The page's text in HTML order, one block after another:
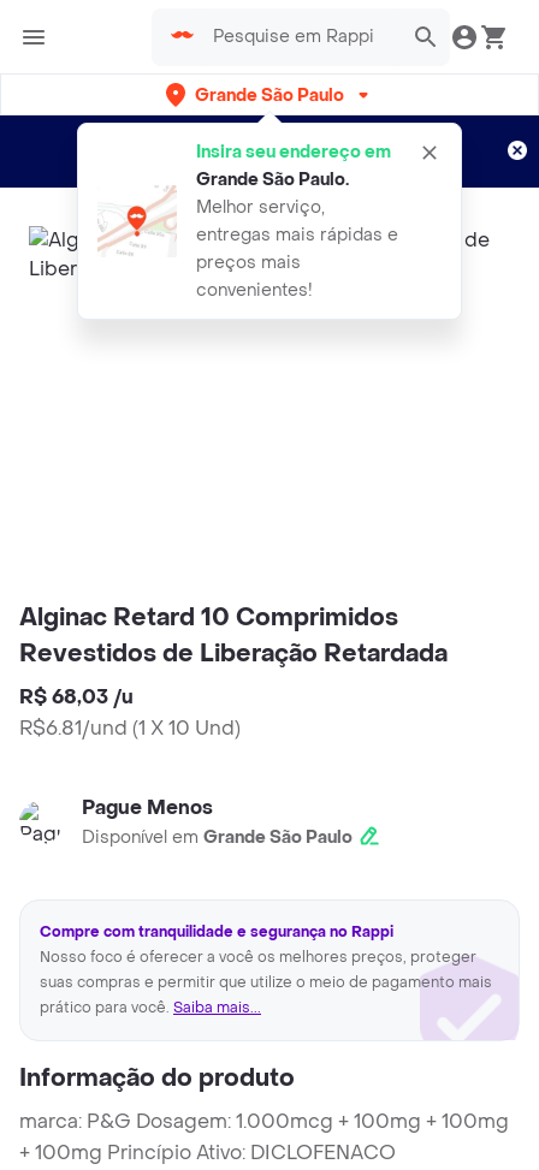
Grande São Paulo
Insira seu endereço em
Grande São Paulo.
Melhor serviço,
entregas mais rápidas e
preços mais
convenientes!
Entregas grátis por 15 dias!
Aplicam T&C
Alginac Retard 10 Comprimidos
Revestidos de Liberação Retardada
R$ 68,03 /u
R$6.81/und (1 X 10 Und)
Pague Menos
Disponível em Grande São Paulo
Compre com tranquilidade e segurança no Rappi
Nosso foco é oferecer a você os melhores preços, proteger
suas compras e permitir que utilize o meio de pagamento mais
prático para você. Saiba mais...
Informação do produto
marca: P&G Dosagem: 1.000mcg + 100mg + 100mg
+ 100mg Princípio Ativo: DICLOFENACO